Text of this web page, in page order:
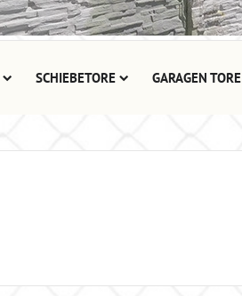
SCHIEBETORE GARAGEN TORE